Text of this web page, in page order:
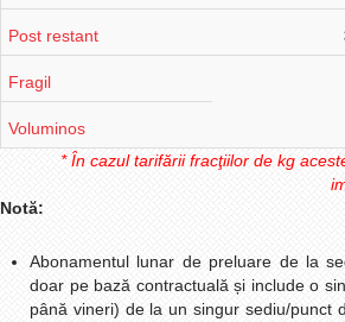
Post restant
Fragil
Voluminos
* În cazul tarifării fracţiilor de kg
Notă:
Abonamentul lunar de preluare de la
doar pe bază contractuală și include o
până vineri) de la un singur sediu/punct